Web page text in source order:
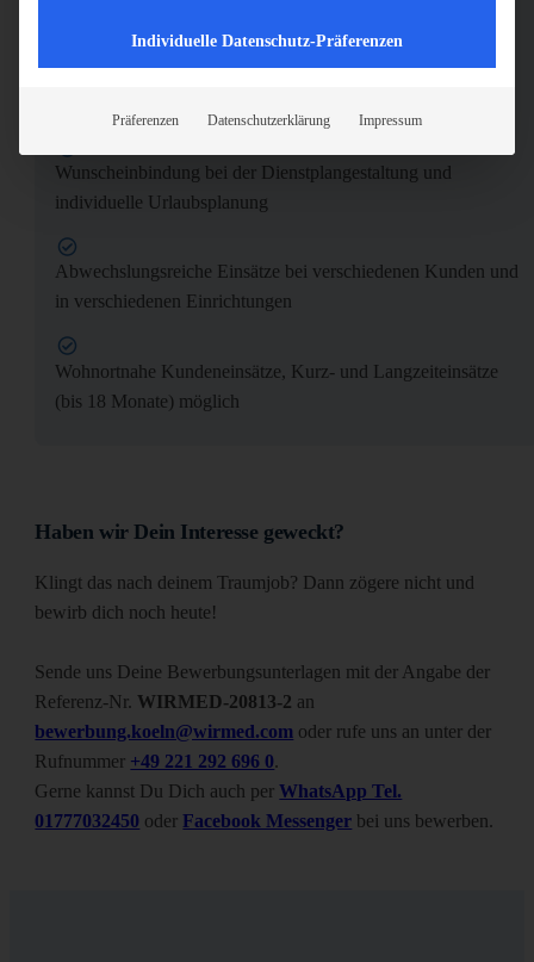
Firmenfahrzeug inklusive Tankkarte auch zur privaten
Nutzung zur Verfügung gestellt wird, oder wir erstatten Dir
Wunscheinbindung bei der Dienstplangestaltung und
individuelle Urlaubsplanung
Abwechslungsreiche Einsätze bei verschiedenen Kunden und
in verschiedenen Einrichtungen
Wohnortnahe Kundeneinsätze, Kurz- und Langzeiteinsätze
(bis 18 Monate) möglich
Haben wir Dein Interesse geweckt?
Klingt das nach deinem Traumjob? Dann zögere nicht und
bewirb dich noch heute!
Sende uns Deine Bewerbungsunterlagen mit der Angabe der
Referenz-Nr. WIRMED-20813-2 an
bewerbung.koeln@wirmed.com oder rufe uns an unter der
Rufnummer +49 221 292 696 0.
Gerne kannst Du Dich auch perWhatsApp Tel.
01777032450 oder Facebook Messenger bei uns bewerben.
Individuelle Datenschutz-Präferenzen
Präferenzen Datenschutzerklärung Impressum